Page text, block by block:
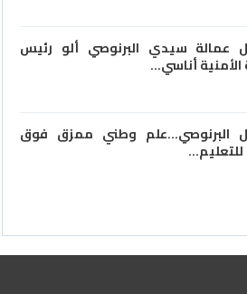
عمالة سيدي البرنوصي ألو رئيس
أناسي…
البرنوصي…علم وطني ممزق فوق